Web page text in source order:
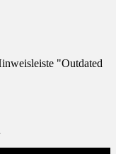
"Outdated